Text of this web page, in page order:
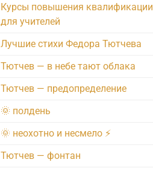
Курсы повышения квалификации
для учителей
Лучшие стихи Федора Тютчева
Тютчев — в небе тают облака
Тютчев — предопределение
🌞 полдень
🌞 неохотно и несмело ⚡️
Тютчев — фонтан